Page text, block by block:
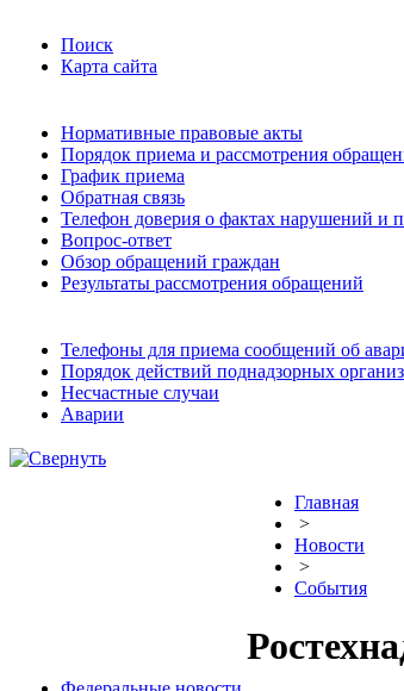
Поиск
Карта сайта
Нормативные правовые акты
Порядок приема и рассмотрения
График приема
Обратная связь
Телефон доверия о фактах нарушений и
Вопрос-ответ
Обзор обращений граждан
Результаты рассмотрения обращений
Телефоны для приема сообщений об
Порядок действий поднадзорных
Несчастные случаи
Аварии
Главная
>
Новости
>
События